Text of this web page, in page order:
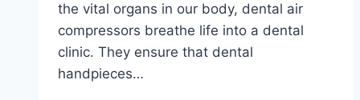
the vital organs in our body, dental air
compressors breathe life into a dental
clinic. They ensure that dental
handpieces…